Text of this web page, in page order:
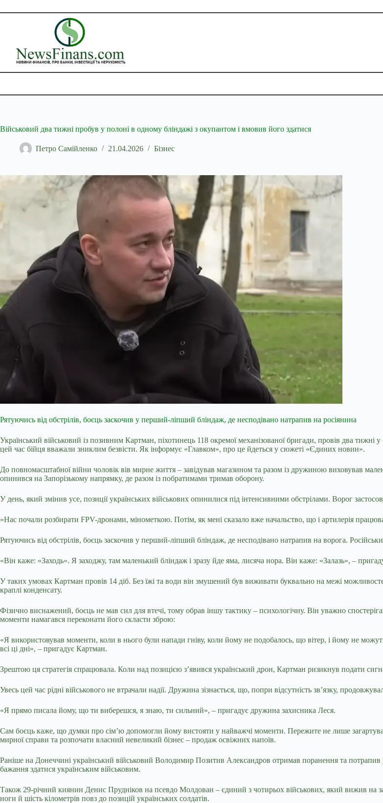
до
Військовий два тижні пробув у полоні в одному бліндажі з окупантом і вмовив його здатися
Петро Самійленко 21.04.2026 Бізнес
Рятуючись від обстрілів, боєць заскочив у перший-ліпший бліндаж, де несподівано натрапив на росіянина
Український військовий із позивним Картман, піхотинець 118 окремої механізованої бригади, провів два тижні
цей час бійця вважали зниклим безвісти. Як інформує «Главком», про це йдеться у сюжеті «Єдиних новин».
До повномасштабної війни чоловік вів мирне життя – завідував магазином та разом із дружиною виховував
опинився на Запорізькому напрямку, де разом із побратимами тримав оборону.
У день, який змінив усе, позиції українських військових опинилися під інтенсивними обстрілами. Ворог
«Нас почали розбирати FPV-дронами, мінометкою. Потім, як мені сказало вже начальство, що і артилерія
Рятуючись від обстрілів, боєць заскочив у перший-ліпший бліндаж, де несподівано натрапив на ворога.
«Він каже: «Заходь». Я заходжу, там маленький бліндаж і зразу йде яма, лисяча нора. Він каже: «Залазь», –
У таких умовах Картман провів 14 діб. Без їжі та води він змушений був виживати буквально на межі
краплі конденсату.
Фізично виснажений, боєць не мав сил для втечі, тому обрав іншу тактику – психологічну. Він уважно
моменти намагався переконати його скласти зброю:
«Я використовував моменти, коли в нього були напади гніву, коли йому не подобалось, що вітер, і йому не
всі ці дні», – пригадує Картман.
Зрештою ця стратегія спрацювала. Коли над позицією з’явився український дрон, Картман ризикнув подати
Увесь цей час рідні військового не втрачали надії. Дружина зізнається, що, попри відсутність зв’язку,
«Я прямо писала йому, що ти виберешся, я знаю, ти сильний», – пригадує дружина захисника Леся.
Сам боєць каже, що думки про сім’ю допомогли йому вистояти у найважчі моменти. Пережите не лише
мирної справи та розпочати власний невеликий бізнес – продаж освіжних напоїв.
Раніше на Донеччині український військовий Володимир Позитив Александров отримав поранення та потрапив
бажання здатися українським військовим.
Також 29-річний киянин Денис Прудніков на псевдо Молдован – єдиний з чотирьох військових, який вижив на
ноги й шість кілометрів повз до позицій українських солдатів.